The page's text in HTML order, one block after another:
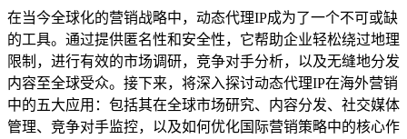
在当今全球化的营销战略中，动态代理IP成为了一个不可或缺
的工具。通过提供匿名性和安全性，它帮助企业轻松绕过地理
限制，进行有效的市场调研，竞争对手分析，以及无缝地分发
内容至全球受众。接下来，将深入探讨动态代理IP在海外营销
中的五大应用：包括其在全球市场研究、内容分发、社交媒体
管理、竞争对手监控，以及如何优化国际营销策略中的核心作